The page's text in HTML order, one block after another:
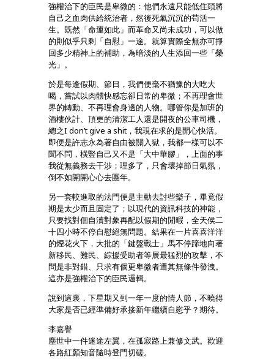
強權治下的臣民是卑微的：他們永遠只能低住頭將
自己之血肉供給統治者，然後死氣沉沉的苟活一
生。既然「命運如此」而革命又尚未成功，可以做
的則似乎只剩「自慰」一途。就算實際全無亦可掙
回多少精神上的補助，為暗淡的人生添回一些「榮
光」。
於是每逢假期、節日，我們便毫不猶豫的大吃大
喝，嘗試以肉體快感忘卻日常的卑微；不再理會世
界的轉動、不再理會身邊的人物。哪管你是加班的
酒樓伙計、頂更的清潔工人還是開夜的公車司機，
總之I don’t give a shit，我現在求的是開心快活。
即便是許志永為著自由被關入獄，我都一樣可以不
聞不問，橫豎自己又不是「大中華膠」，上面的事
我從無義務去干涉；理多了，只會壞掉節日氣氛，
倒不如開開心心去團年。
另一套較進取的法門便是主動去討些樂子，畢竟假
期是太少而且固定了；以現代的資訊科技的神能，
只要找對個自瀆對象再配以假期的閒暇，全天侯二
十四小時不停自慰絕無問題。結果在一片喜喜洋洋
的煙花火下，大批的「鍵盤戰士」馬不停蹄地向著
新移民、難民、綜援受助者等展最猛烈的攻擊，不
問是非對錯、只求有個更卑微者遭其無條件發洩。
這亦是強權治下的臣民邏輯。
說到這裏，下星期又到一年一度的情人節，不曉得
大家是否已經準備好承接新年繼續自慰乎？期待。
李嘉譽
塵世中一件迷途左翼，在孤寂路上兼修文武。歡迎
各路紅顏知音隨時登門切磋。